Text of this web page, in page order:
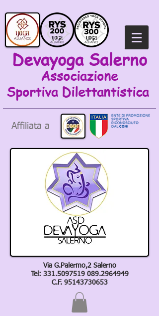
Devayoga Salerno
Associazione
Sportiva Dilettantistica
Affiliata a
Via G.Palermo,2 Salerno
Tel: 331.5097519 089.2964949
C.F. 95143730653